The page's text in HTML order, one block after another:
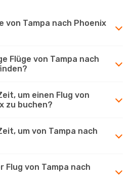
von Tampa nach Phoenix
Flüge von Tampa nach
um einen Flug von
zu buchen?
um von Tampa nach
Flug von Tampa nach